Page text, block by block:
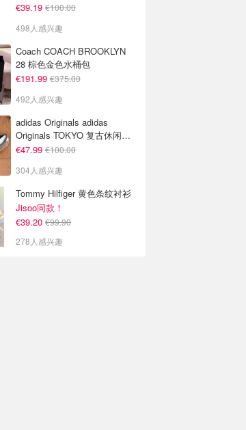
€39.19 €100.00
498人感兴趣
Coach COACH BROOKLYN
28 棕色金色水桶包
€191.99 €375.00
492人感兴趣
adidas Originals adidas
Originals TOKYO 复古休闲鞋
深棕色
€47.99 €100.00
304人感兴趣
Tommy Hilfiger 黄色条纹衬衫
Jisoo同款！
€39.20 €99.90
278人感兴趣